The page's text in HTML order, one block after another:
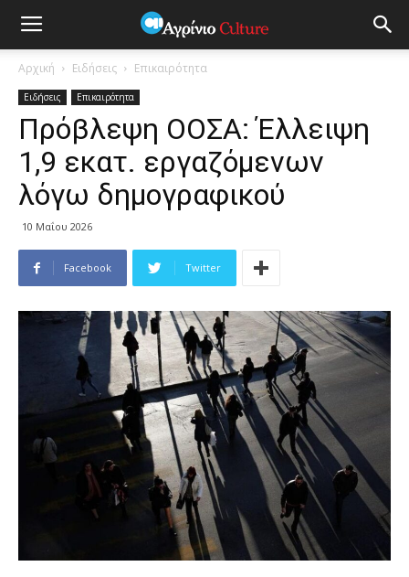
Αρχική Ειδήσεις Επικαιρότητα
Ειδήσεις Επικαιρότητα
Πρόβλεψη ΟΟΣΑ: Έλλειψη
1,9 εκατ. εργαζόμενων
λόγω δημογραφικού
10 Μαΐου 2026
Facebook Twitter